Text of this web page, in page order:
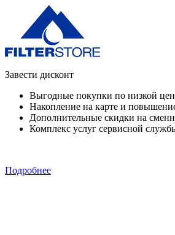
Завести дисконт
Выгодные покупки по низкой
Накопление на карте и
Дополнительные скидки на
Комплекс услуг сервисной
Подробнее